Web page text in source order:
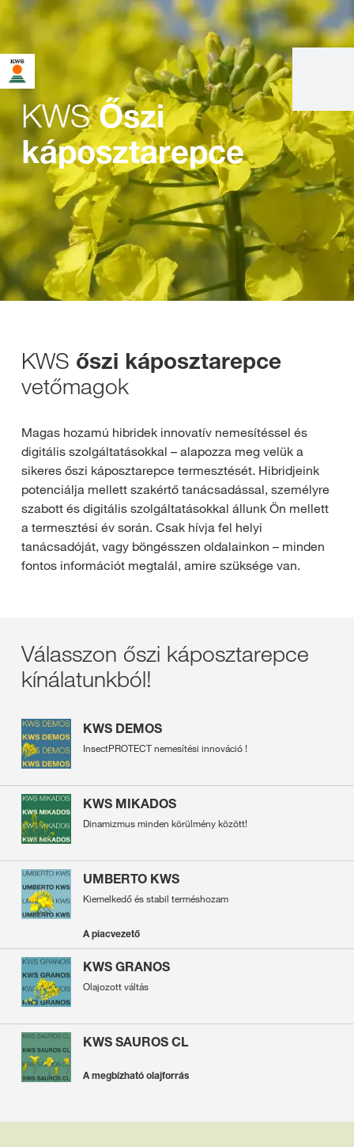
KWSŐszi
káposztarepce
KWS őszi káposztarepce
vetőmagok
Magas hozamú hibridek innovatív nemesítéssel és
digitális szolgáltatásokkal – alapozza meg velük a
sikeres őszi káposztarepce termesztését. Hibridjeink
potenciálja mellett szakértő tanácsadással, személyre
szabott és digitális szolgáltatásokkal állunk Ön mellett
a termesztési év során. Csak hívja fel helyi
tanácsadóját, vagy böngésszen oldalainkon – minden
fontos információt megtalál, amire szüksége van.
Válasszon őszi káposztarepce
kínálatunkból!
KWS DEMOS
InsectPROTECT nemesítési innováció !
KWS MIKADOS
Dinamizmus minden körülmény között!
UMBERTO KWS
Kiemelkedő és stabil terméshozam
A piacvezető
KWS GRANOS
Olajozott váltás
KWS SAUROS CL
A megbízható olajforrás